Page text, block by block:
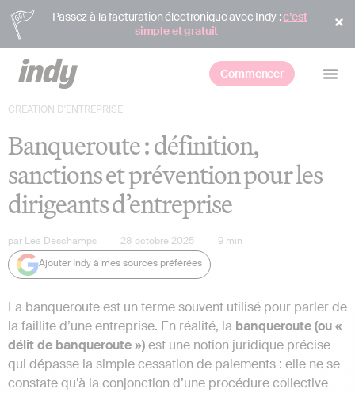
Passez à la facturation électronique avec Indy :c’est
simple et gratuit
Commencer
CRÉATION D'ENTREPRISE
Banqueroute : définition,
sanctions et prévention pour les
dirigeants d’entreprise
par Léa Deschamps 28 octobre 2025 9 min
Ajouter Indy à mes sources préférées
La banqueroute est un terme souvent utilisé pour parler de
la faillite d’une entreprise. En réalité, la banqueroute (ou «
délit de banqueroute »)est une notion juridique précise
qui dépasse la simple cessation de paiements : elle ne se
constate qu’à la conjonction d’une procédure collective